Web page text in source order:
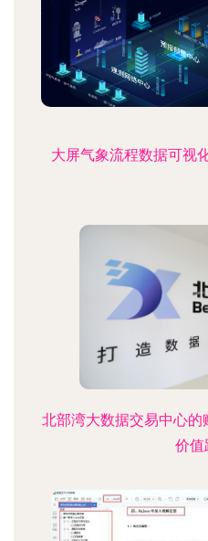
大屏气象流程数据可视
北部湾大数据交易中心
价值